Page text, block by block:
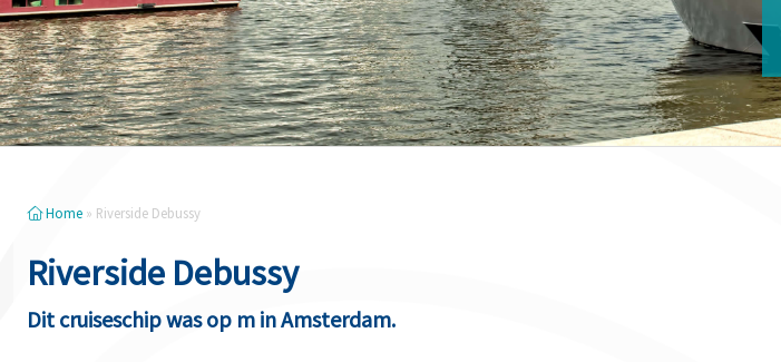
Home » Riverside Debussy
Riverside Debussy
Dit cruiseschip was op m in Amsterdam.